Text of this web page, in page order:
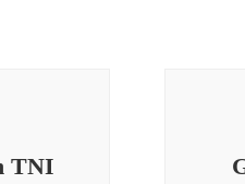
TNI